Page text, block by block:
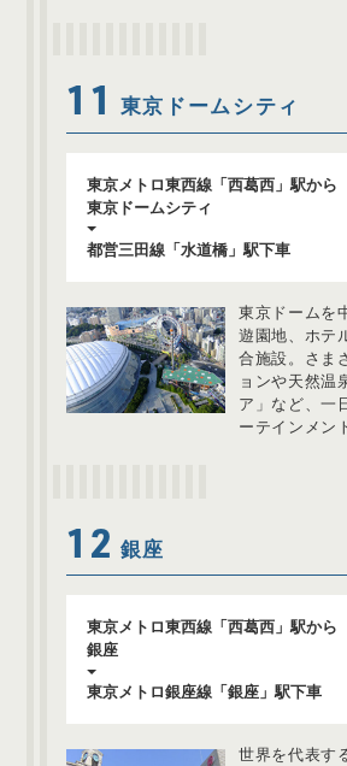
11 東京ドームシティ
東京メトロ東西線「西葛西」駅から
東京ドームシティ
都営三田線「水道橋」駅下車
東京ドームを
遊園地、ホテ
合施設。さま
ョンや天然温
ア」など、一
ーテインメン
12 銀座
東京メトロ東西線「西葛西」駅から
銀座
東京メトロ銀座線「銀座」駅下車
世界を代表す